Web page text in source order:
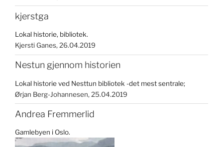
kjerstga
Lokal historie, bibliotek.
Kjersti Ganes 26.04.2019
Nestun gjennom historien
Lokal historie ved Nesttun bibliotek -det mest sentrale;
Ørjan Berg-Johannesen 25.04.2019
Andrea Fremmerlid
Gamlebyen i Oslo.